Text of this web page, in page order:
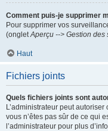
Comment puis-je supprimer
Pour supprimer vos
(ongletAperçu --> Gestion des
Haut
Fichiers joints
Quels fichiers joints sont
L’administrateur peut
vous n’êtes pas sûr de ce qui
l’administrateur pour plus